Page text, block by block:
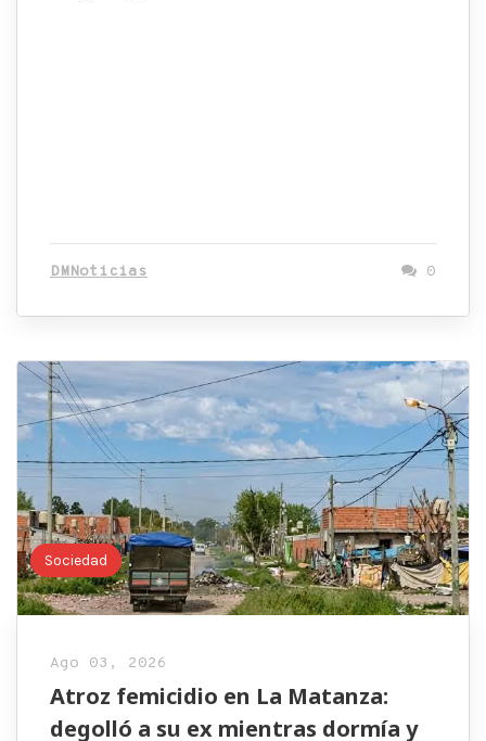
DMNoticias 0
Sociedad
Ago 03, 2026
Atroz femicidio en La Matanza:
degolló a su ex mientras dormía y